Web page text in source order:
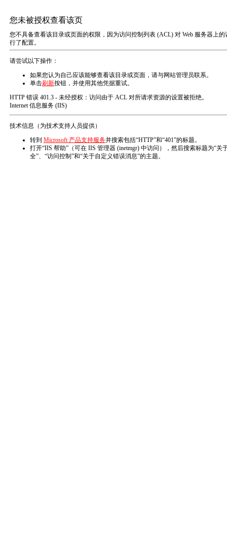
MENU
产品展示
木材改性剂
木材改性剂